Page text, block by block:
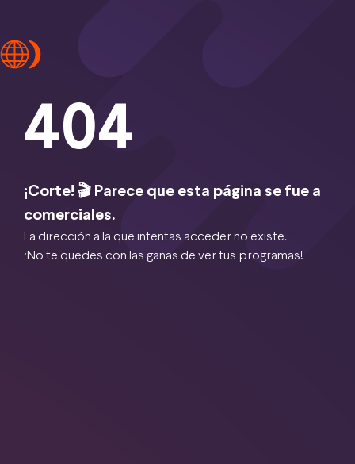
404
¡Corte! 🎬 Parece que esta página se fue a
comerciales.
La dirección a la que intentas acceder no existe.
¡No te quedes con las ganas de ver tus programas!